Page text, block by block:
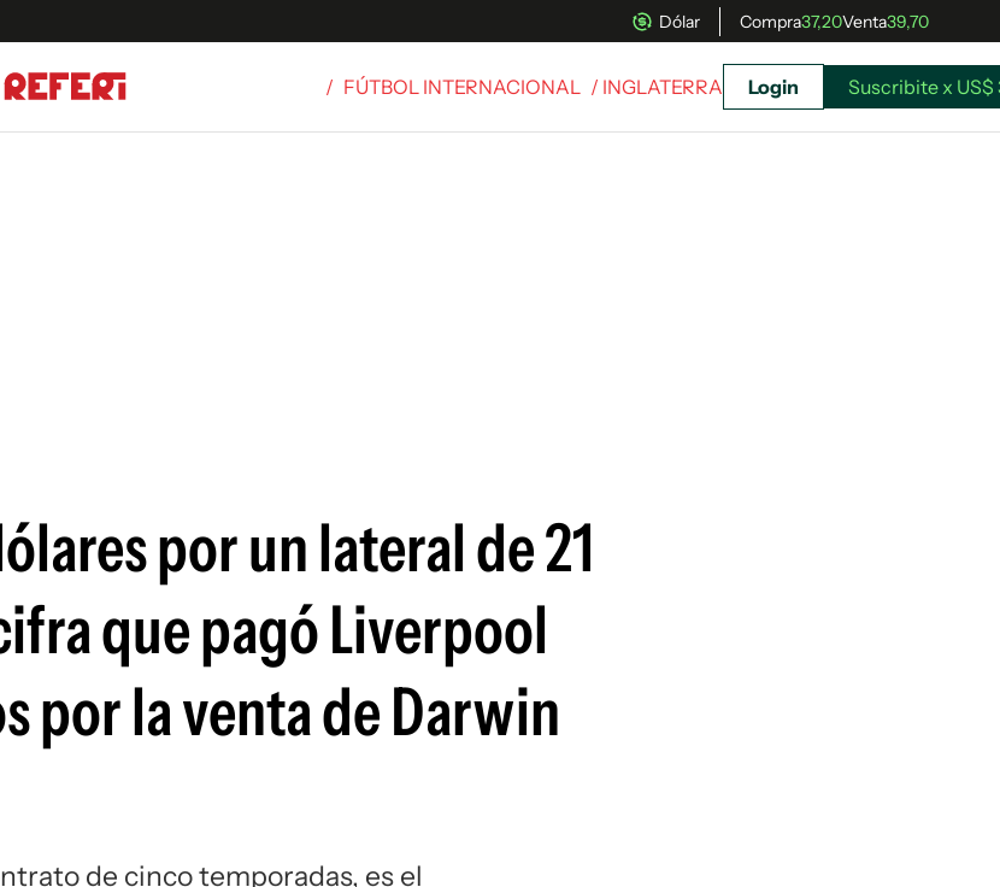
Dólar Compra37,20Venta39,70
Suscribite x US$ 3,45
Siguenos en:
/ FÚTBOL INTERNACIONAL / INGLATERRA Login Suscribite x US$
por un lateral de 21
que pagó Liverpool
por la venta de Darwin
de cinco temporadas, es el